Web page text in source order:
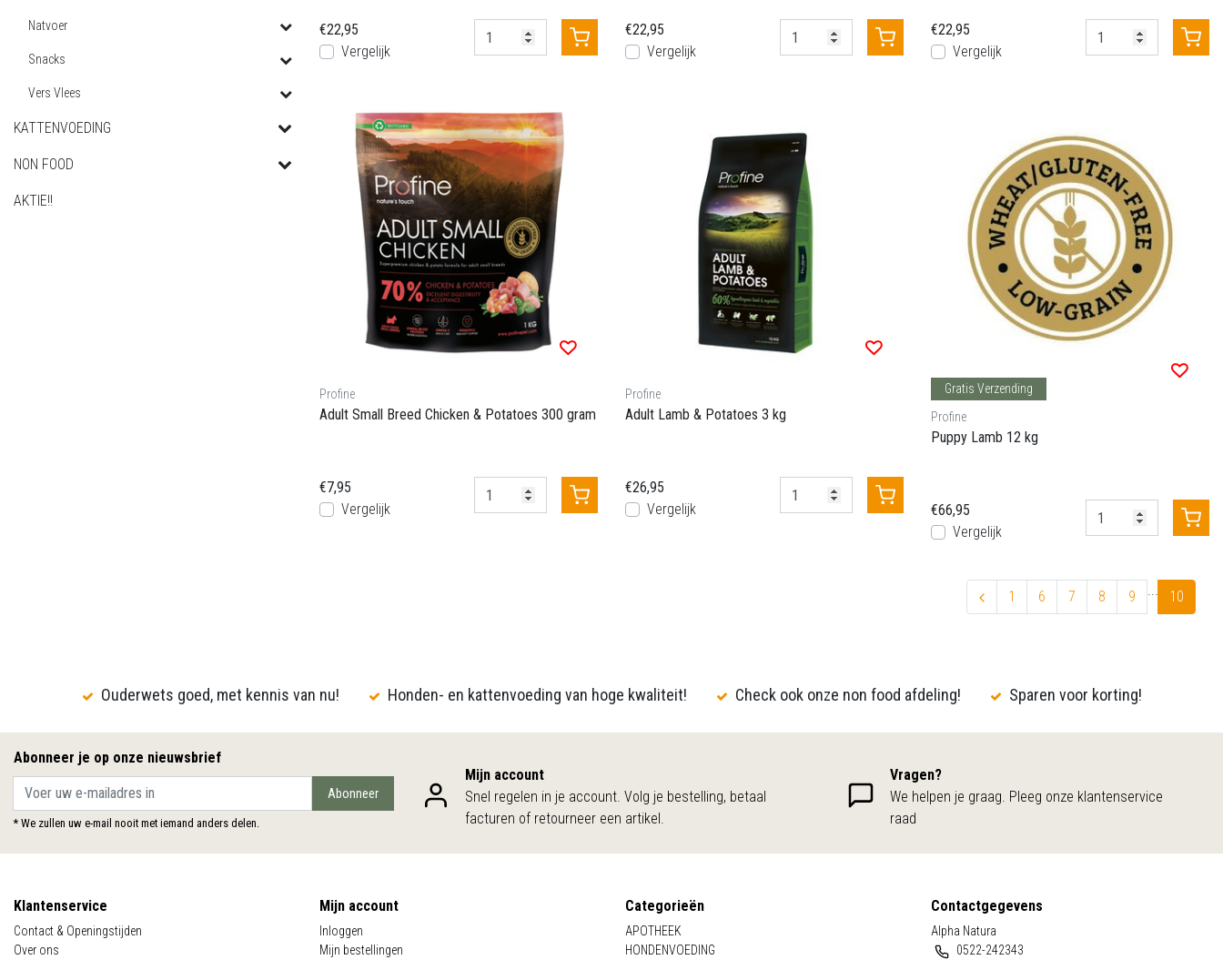
Natvoer
Snacks
Vers Vlees
KATTENVOEDING
NON FOOD
AKTIE!!
€22,95
Vergelijk
€22,95
Vergelijk
€22,95
Vergelijk
Profine
Adult Small Breed Chicken & Potatoes 300 gram
€7,95
Vergelijk
Profine
Adult Lamb & Potatoes 3 kg
€26,95
Vergelijk
Gratis Verzending
Profine
Puppy Lamb 12 kg
€66,95
Vergelijk
1 6 7 8 9 ... 10
Ouderwets goed, met kennis van nu! Honden- en kattenvoeding van hoge kwaliteit! Check ook onze non food afdeling! Sparen voor korting!
Abonneer je op onze nieuwsbrief
Abonneer
* We zullen uw e-mail nooit met iemand anders delen.
Mijn account
Snel regelen in je account. Volg je bestelling, betaal
facturen of retourneer een artikel.
Vragen?
We helpen je graag. Pleeg onze klantenservice
raad
Klantenservice
Contact & Openingstijden
Over ons
Mijn account
Inloggen
Mijn bestellingen
Categorieën
APOTHEEK
HONDENVOEDING
Contactgegevens
Alpha Natura
0522-242343